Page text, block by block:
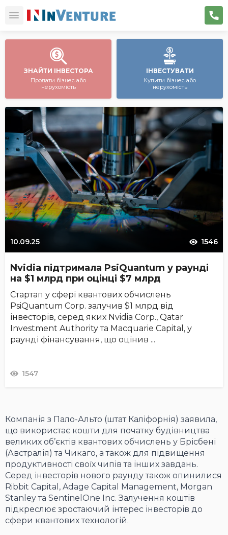
ЗНАЙТИ ІНВЕСТОРА
Продати бізнес або
нерухомість
ІНВЕСТУВАТИ
Купити бізнес або
нерухомість
10.09.25 1546
Nvidia підтримала PsiQuantum у раунді
на $1 млрд при оцінці $7 млрд
Стартап у сфері квантових обчислень
PsiQuantum Corp. залучив $1 млрд від
інвесторів, серед яких Nvidia Corp., Qatar
Investment Authority та Macquarie Capital, у
раунді фінансування, що оцінив ...
1547
Компанія з Пало-Альто (штат Каліфорнія) заявила,
що використає кошти для початку будівництва
великих об’єктів квантових обчислень у Брісбені
(Австралія) та Чикаго, а також для підвищення
продуктивності своїх чипів та інших завдань.
Серед інвесторів нового раунду також опинилися
Ribbit Capital, Adage Capital Management, Morgan
Stanleyта SentinelOne Inc.Залучення коштів
підкреслює зростаючий інтерес інвесторів до
сфери квантових технологій.